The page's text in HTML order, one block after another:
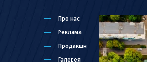
Про нас
Реклама
Продакшн
Галерея